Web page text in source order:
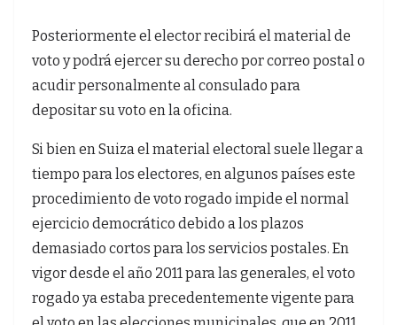
Posteriormente el elector recibirá el material de
voto y podrá ejercer su derecho por correo postal o
acudir personalmente al consulado para
depositar su voto en la oficina.
Si bien en Suiza el material electoral suele llegar a
tiempo para los electores, en algunos países este
procedimiento de voto rogado impide el normal
ejercicio democrático debido a los plazos
demasiado cortos para los servicios postales. En
vigor desde el año 2011 para las generales, el voto
rogado ya estaba precedentemente vigente para